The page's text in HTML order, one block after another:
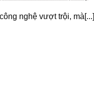
nghệ vượt trội, mà[...]